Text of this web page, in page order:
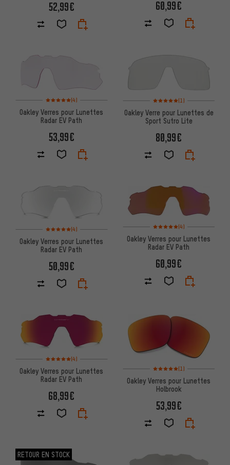
52,99€ 60,99€
Note moyenne : 5 sur 5 d'après 4 avis
(4)
Oakley Verres pour Lunettes
Radar EV Path
53,99€
Note moyenne : 5 sur 5
(1)
Oakley Verre pour Lunettes de
Sport Sutro Lite
80,99€
Note moyenne : 5 sur 5 d'après 4 avis
(4)
Oakley Verres pour Lunettes
Radar EV Path
50,99€
Note moyenne : 5 sur 5
(4)
Oakley Verres pour Lunettes
Radar EV Path
60,99€
Note moyenne : 5 sur 5 d'après 4 avis
(4)
Oakley Verres pour Lunettes
Radar EV Path
68,99€
Note moyenne : 5 sur 5
(1)
Oakley Verres pour Lunettes
Holbrook
53,99€
RETOUR EN STOCK